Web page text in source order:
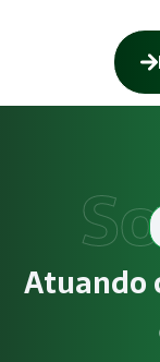
Como
Empresas que
A Megatrab -
Atuando